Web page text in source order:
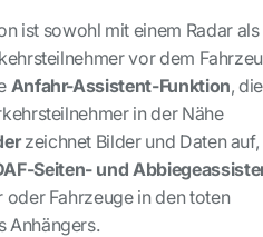
ist sowohl mit einem Radar als
vor dem
Anfahr-Assistent-Funktion, die
in der Nähe
zeichnet Bilder und Daten auf,
Seiten- und
oder Fahrzeuge in den toten
Anhängers.